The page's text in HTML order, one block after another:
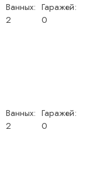
Ванных:
2
Гаражей:
0
Ванных:
2
Гаражей:
0